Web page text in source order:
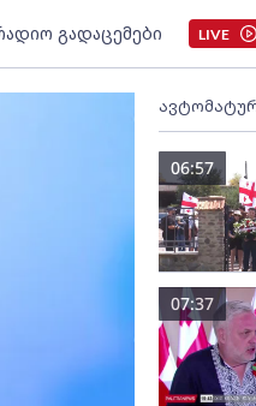
გადაცემები LIVE
06:57
07:37